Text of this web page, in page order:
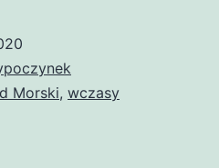
Morski, wczasy